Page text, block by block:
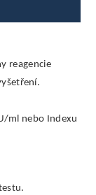
reagencie
ml nebo Indexu